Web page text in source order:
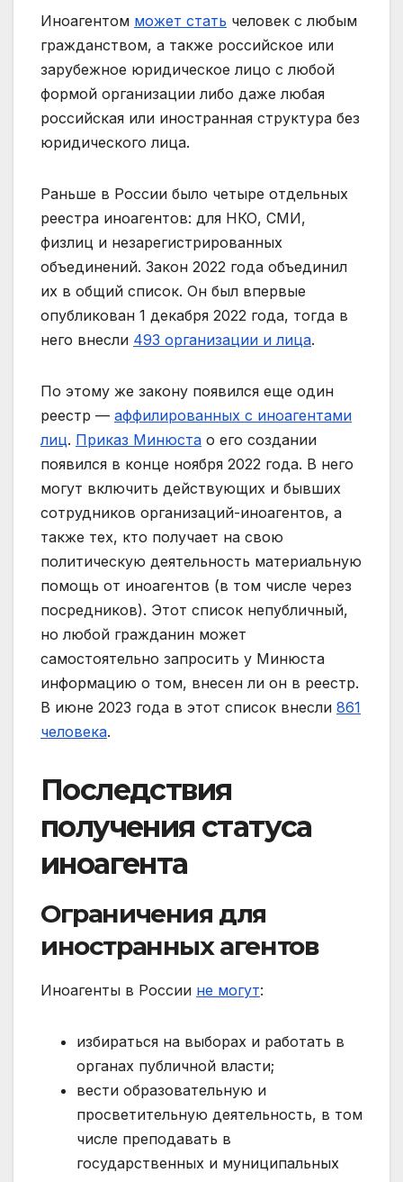
Иноагентом может стать человек с любым
гражданством, а также российское или
зарубежное юридическое лицо с любой
формой организации либо даже любая
российская или иностранная структура без
юридического лица.
Раньше в России было четыре отдельных
реестра иноагентов: для НКО, СМИ,
физлиц и незарегистрированных
объединений. Закон 2022 года объединил
их в общий список. Он был впервые
опубликован 1 декабря 2022 года, тогда в
него внесли 493 организации и лица.
По этому же закону появился еще один
реестр — аффилированных с иноагентами
лиц. Приказ Минюста о его создании
появился в конце ноября 2022 года. В него
могут включить действующих и бывших
сотрудников организаций-иноагентов, а
также тех, кто получает на свою
политическую деятельность материальную
помощь от иноагентов (в том числе через
посредников). Этот список непубличный,
но любой гражданин может
самостоятельно запросить у Минюста
информацию о том, внесен ли он в реестр.
В июне 2023 года в этот список внесли 861
человека.
Последствия
получения статуса
иноагента
Ограничения для
иностранных агентов
Иноагенты в России не могут:
избираться на выборах и работать в
органах публичной власти;
вести образовательную и
просветительную деятельность, в том
числе преподавать в
государственных и муниципальных